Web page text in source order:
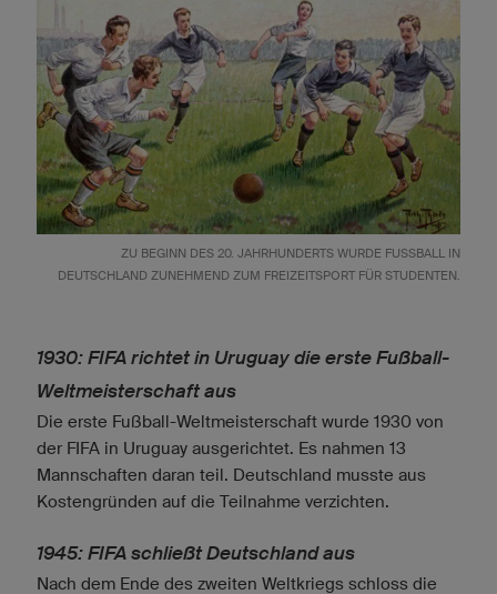
ZU BEGINN DES 20. JAHRHUNDERTS WURDE FUSSBALL IN D
EUTSCHLAND ZUNEHMEND ZUM FREIZEITSPORT FÜR STUDENTEN.
1930: FIFA richtet in Uruguay die erste Fußball-
Weltmeisterschaft aus
Die erste Fußball-Weltmeisterschaft wurde 1930 von
der FIFA in Uruguay ausgerichtet. Es nahmen 13
Mannschaften daran teil. Deutschland musste aus
Kostengründen auf die Teilnahme verzichten.
1945: FIFA schließt Deutschland aus
Nach dem Ende des zweiten Weltkriegs schloss die